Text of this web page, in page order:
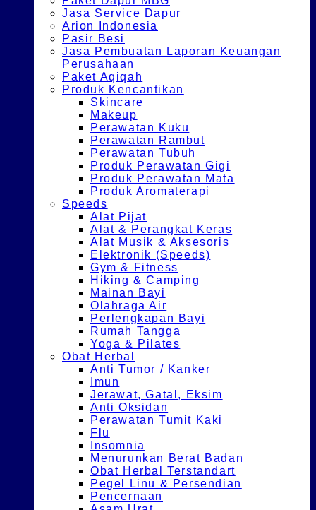
Jasa Service Dapur
Arion Indonesia
Pasir Besi
Jasa Pembuatan Laporan Keuangan
Perusahaan
Paket Aqiqah
Produk Kencantikan
Skincare
Makeup
Perawatan Kuku
Perawatan Rambut
Perawatan Tubuh
Produk Perawatan Gigi
Produk Perawatan Mata
Produk Aromaterapi
Speeds
Alat Pijat
Alat & Perangkat Keras
Alat Musik & Aksesoris
Elektronik (Speeds)
Gym & Fitness
Hiking & Camping
Mainan Bayi
Olahraga Air
Perlengkapan Bayi
Rumah Tangga
Yoga & Pilates
Obat Herbal
Anti Tumor / Kanker
Imun
Jerawat, Gatal, Eksim
Anti Oksidan
Perawatan Tumit Kaki
Flu
Insomnia
Menurunkan Berat Badan
Obat Herbal Terstandart
Pegel Linu & Persendian
Pencernaan